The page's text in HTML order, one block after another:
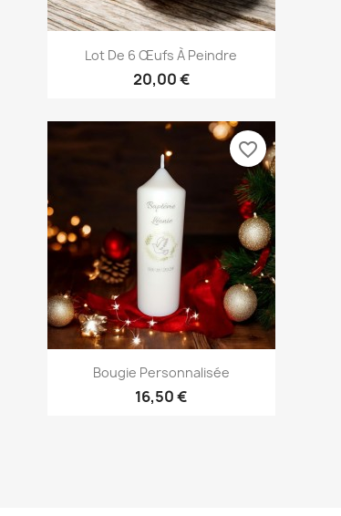
Aperçu rapide
Lot De 6 Œufs À Peindre
20,00 €
Aperçu rapide
Bougie Personnalisée
16,50 €
favorite_border